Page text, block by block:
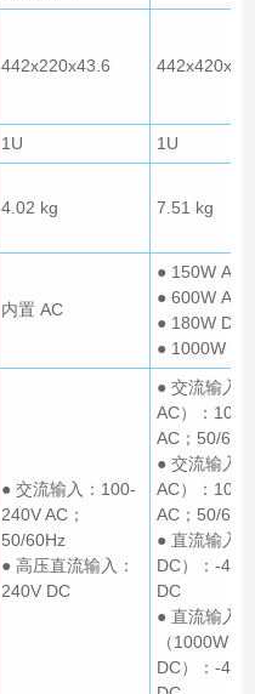
442x220x43.6
1U
1U
4.02 kg 7.51 kg
内置 AC
● 150W AC
● 600W AC
● 180W DC
● 1000W
● 交流输入：100-
240V AC；
50/60Hz
● 高压直流输入：
240V DC
● 交流输入
AC）：100-
AC；50/
● 交流输入
AC）：100-
AC；50/
● 直流输入
DC）：-48~
DC
● 直流输入
（1000W
DC）：-48~